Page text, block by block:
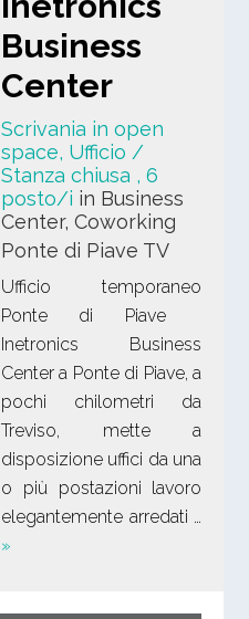
Business
Center
Scrivania in open
space, Ufficio /
Stanza chiusa , 6
posto/i in Business
Center, Coworking
Ponte di Piave TV
Ufficio temporaneo
Ponte di Piave
Inetronics Business
Center a Ponte di Piave, a
pochi chilometri da
Treviso, mette a
disposizione uffici da una
o più postazioni lavoro
elegantemente arredati …
»